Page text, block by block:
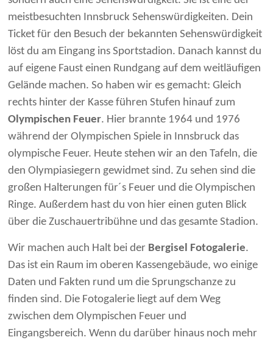
meistbesuchten Innsbruck Sehenswürdigkeiten. Dein
Ticket für den Besuch der bekannten Sehenswürdigkeit
löst du am Eingang ins Sportstadion. Danach kannst du
auf eigene Faust einen Rundgang auf dem weitläufigen
Gelände machen. So haben wir es gemacht: Gleich
rechts hinter der Kasse führen Stufen hinauf zum
Olympischen Feuer. Hier brannte 1964 und 1976
während der Olympischen Spiele in Innsbruck das
olympische Feuer. Heute stehen wir an den Tafeln, die
den Olympiasiegern gewidmet sind. Zu sehen sind die
großen Halterungen für´s Feuer und die Olympischen
Ringe. Außerdem hast du von hier einen guten Blick
über die Zuschauertribühne und das gesamte Stadion.
Wir machen auch Halt bei der Bergisel Fotogalerie.
Das ist ein Raum im oberen Kassengebäude, wo einige
Daten und Fakten rund um die Sprungschanze zu
finden sind. Die Fotogalerie liegt auf dem Weg
zwischen dem Olympischen Feuer und
Eingangsbereich. Wenn du darüber hinaus noch mehr